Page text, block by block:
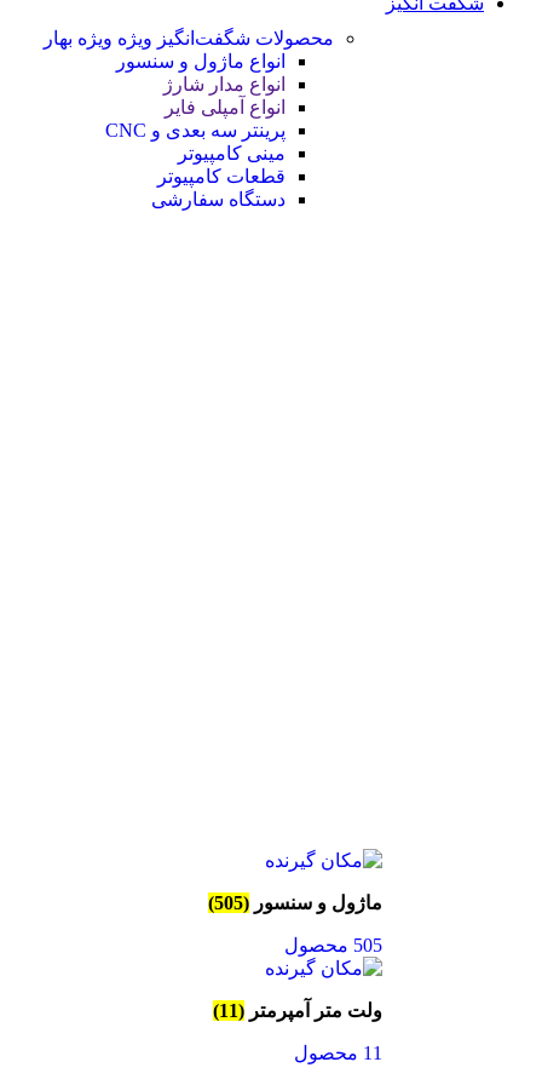
محصولات شگفت‌انگیز ویژه ویژه بهار
انواع ماژول و سنسور
انواع مدار شارژ
انواع آمپلی فایر
پرینتر سه بعدی و CNC
مینی کامپیوتر
قطعات کامپیوتر
دستگاه سفارشی
ماژول و سنسور (505)
505 محصول
ولت متر آمپرمتر (11)
11 محصول